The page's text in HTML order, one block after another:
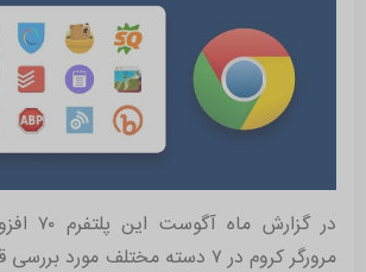
مرورگر کروم در ۷ دسته مختلف مورد